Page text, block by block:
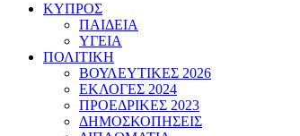
ΚΥΠΡΟΣ
ΠΑΙΔΕΙΑ
ΥΓΕΙΑ
ΠΟΛΙΤΙΚΗ
ΒΟΥΛΕΥΤΙΚΕΣ 2026
ΕΚΛΟΓΕΣ 2024
ΠΡΟΕΔΡΙΚΕΣ 2023
ΔΗΜΟΣΚΟΠΗΣΕΙΣ